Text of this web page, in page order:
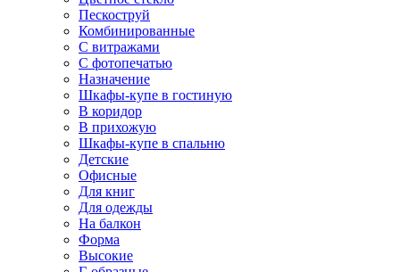
Пескоструй
Комбинированные
С витражами
С фотопечатью
Назначение
Шкафы-купе в гостиную
В коридор
В прихожую
Шкафы-купе в спальню
Детские
Офисные
Для книг
Для одежды
На балкон
Форма
Высокие